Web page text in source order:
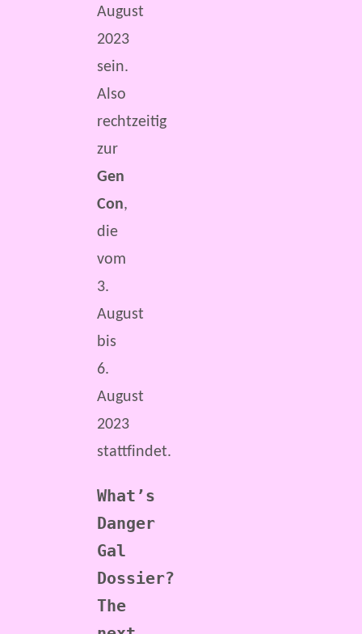
August
2023
sein.
Also
rechtzeitig
zur
Gen
Con,
die
vom
3.
August
bis
6.
August
2023
stattfindet.
What’s
Danger
Gal
Dossier?
The